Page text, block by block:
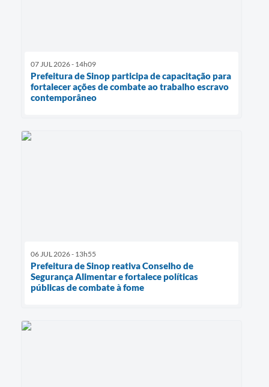
07 JUL 2026 - 14h09
Prefeitura de Sinop participa de capacitação para
fortalecer ações de combate ao trabalho escravo
contemporâneo
06 JUL 2026 - 13h55
Prefeitura de Sinop reativa Conselho de
Segurança Alimentar e fortalece políticas
públicas de combate à fome